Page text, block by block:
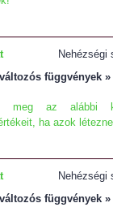
Nehézségi
függvények
meg az alábbi
ha azok
Nehézségi
függvények